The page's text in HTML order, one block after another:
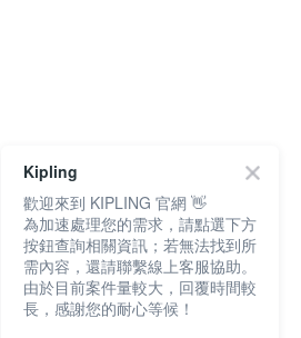
Kipling
歡迎來到 KIPLING 官網 👋
為加速處理您的需求，請點選下方
按鈕查詢相關資訊；若無法找到所
需內容，還請聯繫線上客服協助。
由於目前案件量較大，回覆時間較
長，感謝您的耐心等候！